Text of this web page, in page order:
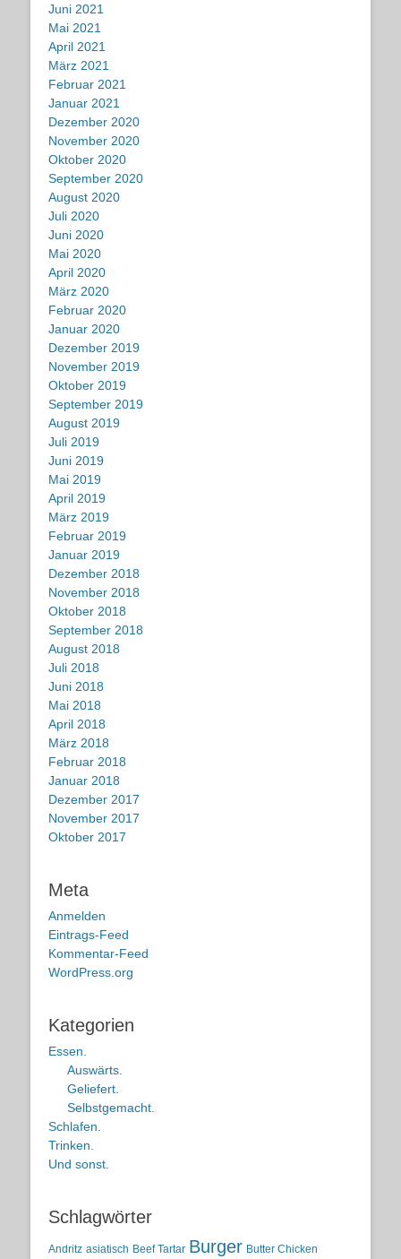
Juni 2021
Mai 2021
April 2021
März 2021
Februar 2021
Januar 2021
Dezember 2020
November 2020
Oktober 2020
September 2020
August 2020
Juli 2020
Juni 2020
Mai 2020
April 2020
März 2020
Februar 2020
Januar 2020
Dezember 2019
November 2019
Oktober 2019
September 2019
August 2019
Juli 2019
Juni 2019
Mai 2019
April 2019
März 2019
Februar 2019
Januar 2019
Dezember 2018
November 2018
Oktober 2018
September 2018
August 2018
Juli 2018
Juni 2018
Mai 2018
April 2018
März 2018
Februar 2018
Januar 2018
Dezember 2017
November 2017
Oktober 2017
Meta
Anmelden
Eintrags-Feed
Kommentar-Feed
WordPress.org
Kategorien
Essen.
Auswärts.
Geliefert.
Selbstgemacht.
Schlafen.
Trinken.
Und sonst.
Schlagwörter
Andritz asiatisch Beef Tartar Burger Butter Chicken